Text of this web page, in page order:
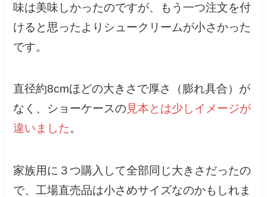
味は美味しかったのですが、もう一つ注文を付
けると思ったよりシュークリームが小さかった
です。
直径約8cmほどの大きさで厚さ（膨れ具合）が
なく、ショーケースの見本とは少しイメージが
違いました。
家族用に３つ購入して全部同じ大きさだったの
で、工場直売品は小さめサイズなのかもしれま